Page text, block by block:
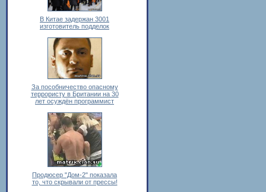
В Китае задержан 3001
изготовитель подделок
За пособничество опасному
террористу в Британии на 30
лет осуждён программист
Продюсер "Дом-2" показала
то, что скрывали от прессы!